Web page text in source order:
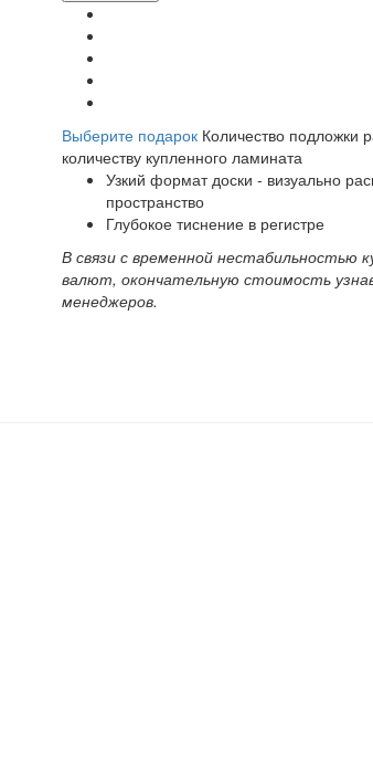
Выберите подарок Количество подложки
количеству купленного ламината
Узкий формат доски - визуально
пространство
Глубокое тиснение в регистре
В связи с временной нестабильностью
валют, окончательную стоимость
менеджеров.